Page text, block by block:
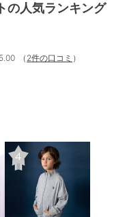
の人気ランキング
5.00
（ 2件の口コミ ）